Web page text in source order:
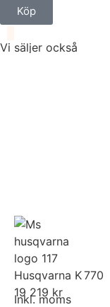
Köp
Vi säljer också
Husqvarna K 770
19 219 kr
Inkl. moms